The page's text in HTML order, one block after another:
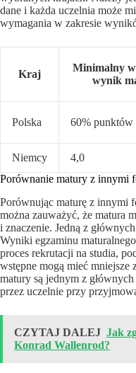
dane i każda uczelnia może
wymagania w zakresie
Kraj
Minimalny
wynik
Polska 60% punktów
Niemcy 4,0
Porównanie matury z innymi
Porównując maturę z innymi
można zauważyć, że matura
i znaczenie. Jedną z
Wyniki egzaminu
proces rekrutacji na studia,
wstępne mogą mieć mniejsze
matury są jednym z
przez uczelnie przy
CZYTAJ DALEJ Jak
Konrad Wallenrod?